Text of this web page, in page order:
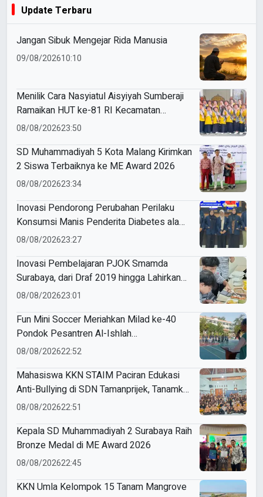
Update Terbaru
Jangan Sibuk Mengejar Rida Manusia
09/08/202610:10
Menilik Cara Nasyiatul Aisyiyah Sumberaji
Ramaikan HUT ke-81 RI Kecamatan
Sukodadi
08/08/202623:50
SD Muhammadiyah 5 Kota Malang Kirimkan
2 Siswa Terbaiknya ke ME Award 2026
08/08/202623:34
Inovasi Pendorong Perubahan Perilaku
Konsumsi Manis Penderita Diabetes ala
Mahasiswa Unesa
08/08/202623:27
Inovasi Pembelajaran PJOK Smamda
Surabaya, dari Draf 2019 hingga Lahirkan
Modul Gizi Digital
08/08/202623:01
Fun Mini Soccer Meriahkan Milad ke-40
Pondok Pesantren Al-Ishlah
Sendangagung
08/08/202622:52
Mahasiswa KKN STAIM Paciran Edukasi
Anti-Bullying di SDN Tamanprijek, Tanamkan
Empati Sejak Dini
08/08/202622:51
Kepala SD Muhammadiyah 2 Surabaya Raih
Bronze Medal di ME Award 2026
08/08/202622:45
KKN Umla Kelompok 15 Tanam Mangrove